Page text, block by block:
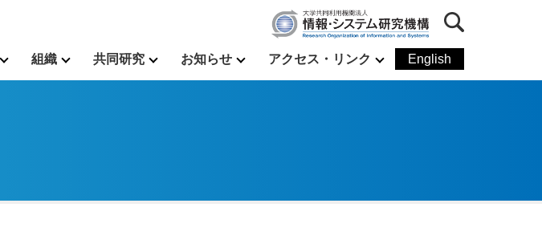
組織 共同研究 お知らせ アクセス・リンク English